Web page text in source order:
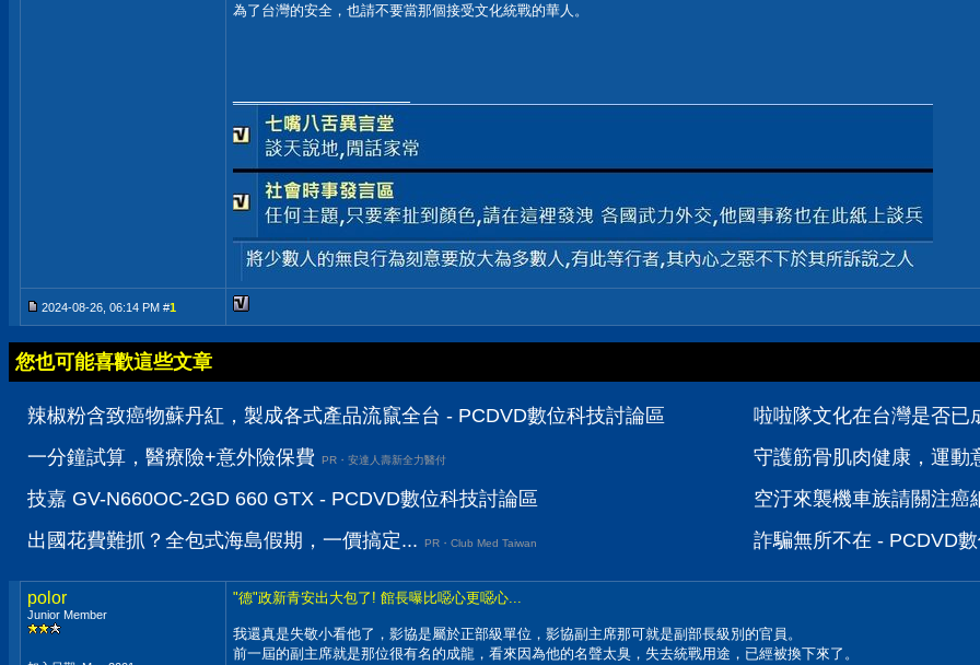
為了台灣的安全，也請不要當那個接受文化統戰的華人。
2024-08-26, 06:14 PM #1
您也可能喜歡這些文章
辣椒粉含致癌物蘇丹紅，製成各式產品流竄全台 - PCDVD數位科技討論區
一分鐘試算，醫療險+意外險保費
PR・安達人壽新全力醫付
技嘉 GV-N660OC-2GD 660 GTX - PCDVD數位科技討論區
出國花費難抓？全包式海島假期，一價搞定...
PR・Club Med Taiwan
啦啦隊文化在台灣是否已
守護筋骨肌肉健康，運動
空汙來襲機車族請關注癌
詐騙無所不在 - PCDVD
polor
Junior Member
"德"政新青安出大包了! 館長曝比噁心更噁心...
我還真是失敬小看他了，影協是屬於正部級單位，影協副主席那可就是副部長級別的官員。
前一屆的副主席就是那位很有名的成龍，看來因為他的名聲太臭，失去統戰用途，已經被換下來了。